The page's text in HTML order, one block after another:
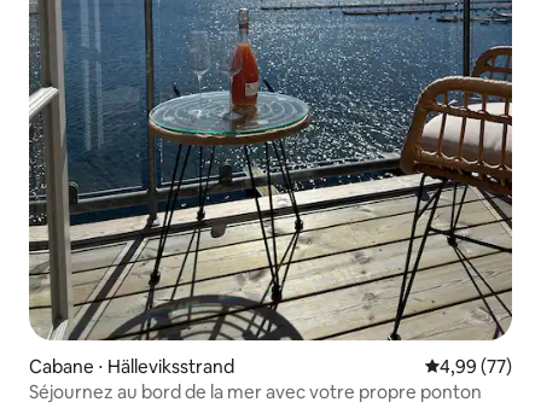
Cabane ⋅ Hälleviksstrand Évaluation
4,99 (77)
Séjournez au bord de la mer avec votre propre ponton